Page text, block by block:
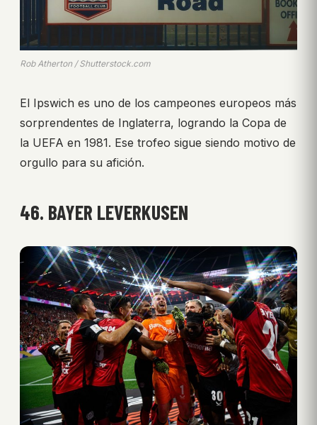
Rob Atherton / Shutterstock.com
El Ipswich es uno de los campeones europeos más
sorprendentes de Inglaterra, logrando la Copa de
la UEFA en 1981. Ese trofeo sigue siendo motivo de
orgullo para su afición.
46. BAYER LEVERKUSEN